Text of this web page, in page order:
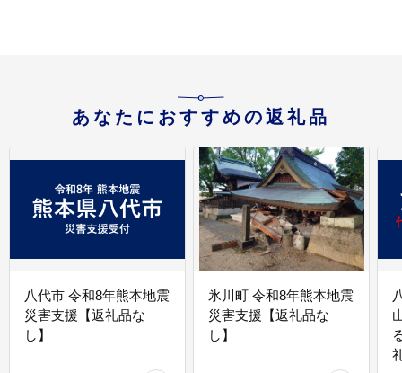
あなたにおすすめの返礼品
八代市 令和8年熊本地震
災害支援【返礼品な
し】
氷川町 令和8年熊本地震
災害支援【返礼品な
し】